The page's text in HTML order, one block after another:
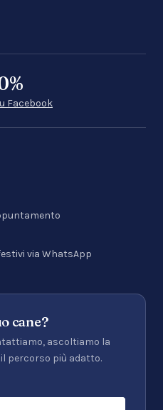
%
Facebook
via WhatsApp
cane?
ascoltiamo la
percorso più adatto.